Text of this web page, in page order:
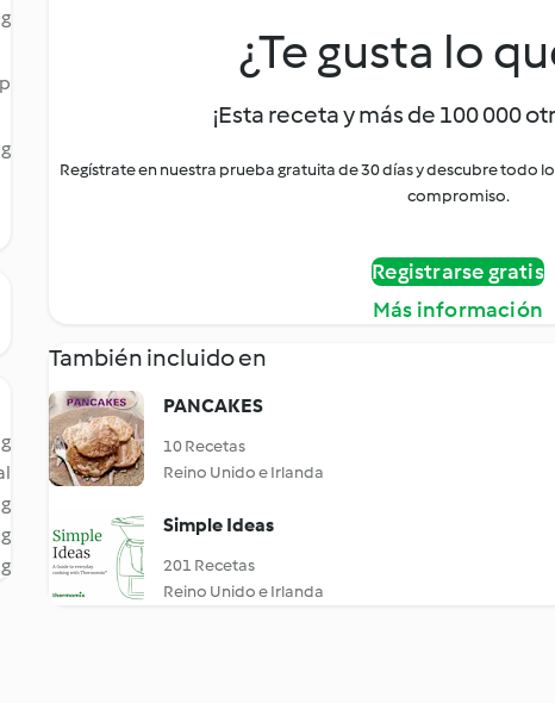
¿Te gusta lo
¡Esta receta y más de 100 000
Regístrate en nuestra prueba gratuita de 30 días y descubre todo
compromiso.
Registrarse gratis
Más información
También incluido en
PANCAKES
10 Recetas
Reino Unido e Irlanda
Simple Ideas
201 Recetas
Reino Unido e Irlanda